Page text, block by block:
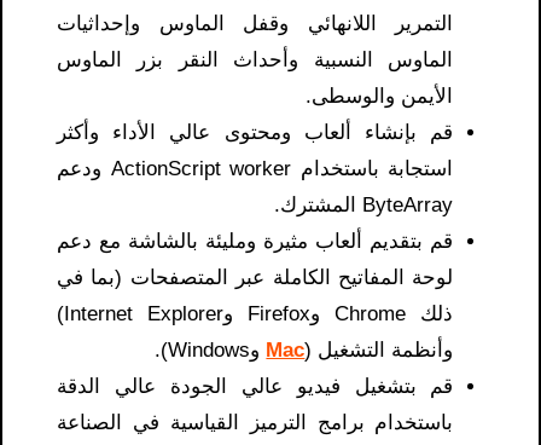
التمرير اللانهائي وقفل الماوس وإحداثيات
الماوس النسبية وأحداث النقر بزر الماوس
الأيمن والوسطى.
قم بإنشاء ألعاب ومحتوى عالي الأداء وأكثر
استجابة باستخدام ActionScript worker ودعم
ByteArray المشترك.
قم بتقديم ألعاب مثيرة ومليئة بالشاشة مع دعم
لوحة المفاتيح الكاملة عبر المتصفحات (بما في
ذلك Chrome وFirefox وInternet Explorer)
وأنظمة التشغيل (Mac وWindows).
قم بتشغيل فيديو عالي الجودة عالي الدقة
باستخدام برامج الترميز القياسية في الصناعة